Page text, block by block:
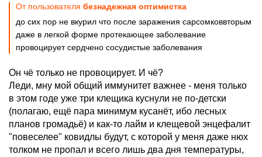
От пользователя безнадежная оптимистка
до сих пор не вкурил что после заражения сарсомковвторым
даже в легкой форме протекающее заболевание
провоцирует сердчено сосудистые заболевания
Он чё только не провоцирует. И чё?
Леди, мну мой общий иммунитет важнее - меня только
в этом годе уже три клещика куснули не по-детски
(полагаю, ещё пара минимум кусанёт, ибо лесных
планов громадьё) и как-то лайм и клещевой энцефалит
"повеселее" ковидлы будут, с которой у меня даже нюх
толком не пропал и всего лишь два дня температуры,